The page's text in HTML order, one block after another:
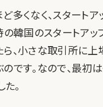
多くなく、スタート
の韓国のスタートア
、小さな取引所に
です。なので、最初
。